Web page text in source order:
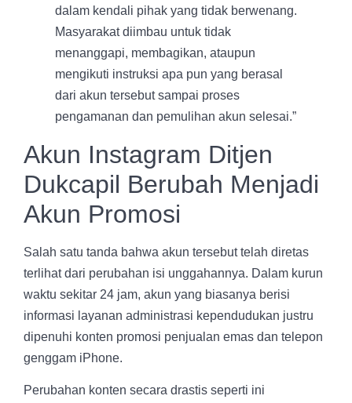
dalam kendali pihak yang tidak berwenang.
Masyarakat diimbau untuk tidak
menanggapi, membagikan, ataupun
mengikuti instruksi apa pun yang berasal
dari akun tersebut sampai proses
pengamanan dan pemulihan akun selesai.”
Akun Instagram Ditjen
Dukcapil Berubah Menjadi
Akun Promosi
Salah satu tanda bahwa akun tersebut telah diretas
terlihat dari perubahan isi unggahannya. Dalam kurun
waktu sekitar 24 jam, akun yang biasanya berisi
informasi layanan administrasi kependudukan justru
dipenuhi konten promosi penjualan emas dan telepon
genggam iPhone.
Perubahan konten secara drastis seperti ini